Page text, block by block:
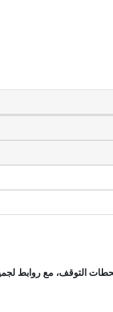
التوقف، مع روابط